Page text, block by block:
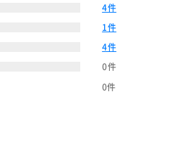
4件
1件
4件
0件
0件